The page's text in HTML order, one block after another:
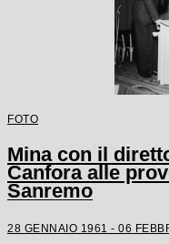
FOTO
Mina con il
Canfora alle
Sanremo
28 GENNAIO 1961 - 06